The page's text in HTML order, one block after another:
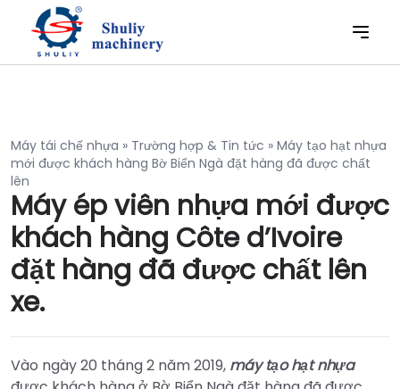
Máy tái chế nhựa » Trường hợp & Tin tức » Máy tạo hạt nhựa
mới được khách hàng Bờ Biển Ngà đặt hàng đã được chất
lên
Máy ép viên nhựa mới được
khách hàng Côte d’Ivoire
đặt hàng đã được chất lên
xe.
Vào ngày 20 tháng 2 năm 2019, máy tạo hạt nhựa